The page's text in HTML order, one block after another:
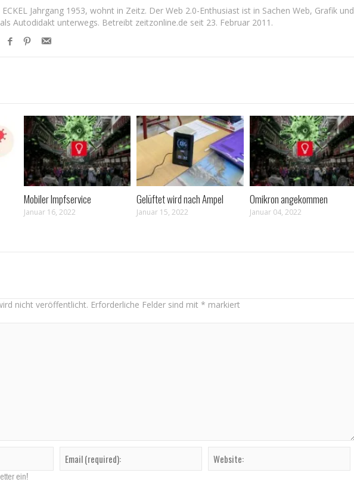
ECKEL Jahrgang 1953, wohnt in Zeitz. Der Web 2.0-Enthusiast ist in Sachen Web, Grafik und
Autodidakt unterwegs. Betreibt zeitzonline.de seit 23. Februar 2011.
Mobiler Impfservice
Januar 16, 2022
Gelüftet wird nach Ampel
Januar 15, 2022
Omikron angekommen
Januar 04, 2022
nicht veröffentlicht. Erforderliche Felder sind mit * markiert
ein!